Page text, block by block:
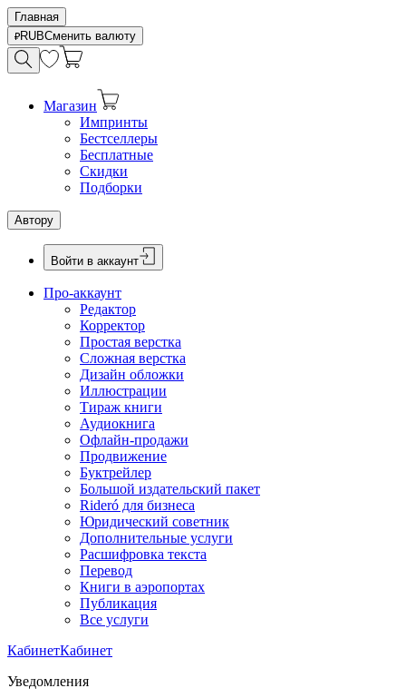
Главная
RUBСменить валюту
Магазин
Импринты
Бестселлеры
Бесплатные
Скидки
Подборки
Автору
Войти в аккаунт
Про-аккаунт
Редактор
Корректор
Простая верстка
Сложная верстка
Дизайн обложки
Иллюстрации
Тираж книги
Аудиокнига
Офлайн-продажи
Продвижение
Буктрейлер
Большой издательский пакет
Rideró для бизнеса
Юридический советник
Дополнительные услуги
Расшифровка текста
Перевод
Книги в аэропортах
Публикация
Все услуги
КабинетКабинет
Уведомления